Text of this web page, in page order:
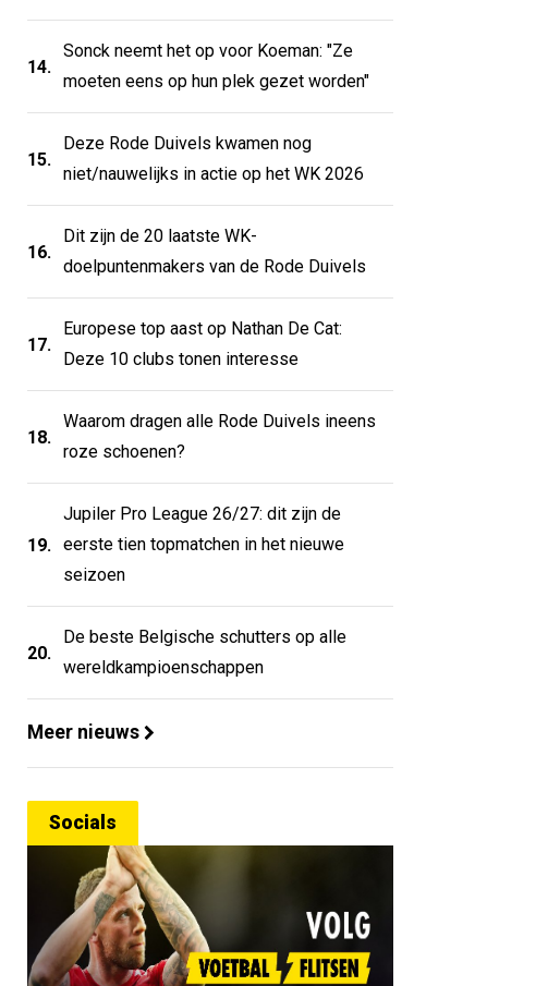
14.
Sonck neemt het op voor Koeman: "Ze
moeten eens op hun plek gezet worden"
15.
Deze Rode Duivels kwamen nog
niet/nauwelijks in actie op het WK 2026
16.
Dit zijn de 20 laatste WK-
doelpuntenmakers van de Rode Duivels
17.
Europese top aast op Nathan De Cat:
Deze 10 clubs tonen interesse
18.
Waarom dragen alle Rode Duivels ineens
roze schoenen?
19.
Jupiler Pro League 26/27: dit zijn de
eerste tien topmatchen in het nieuwe
seizoen
20.
De beste Belgische schutters op alle
wereldkampioenschappen
Meer nieuws
Socials